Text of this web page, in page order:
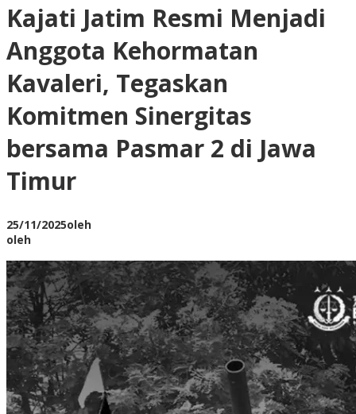
Kajati Jatim Resmi Menjadi
Anggota Kehormatan
Kavaleri, Tegaskan
Komitmen Sinergitas
bersama Pasmar 2 di Jawa
Timur
25/11/2025oleh
oleh